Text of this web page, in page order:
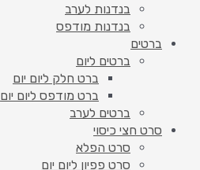
בנדנות לערב
בנדנות מודפס
ברטים
ברטים ליום
ברט חלק ליום יום
ברט מודפס ליום יום
ברטים לערב
סרט חצי כיסוי
סרט הפלא
סרט פפיון ליום יום